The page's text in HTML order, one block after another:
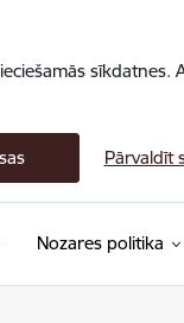
Pārvaldīt
Nozares politika